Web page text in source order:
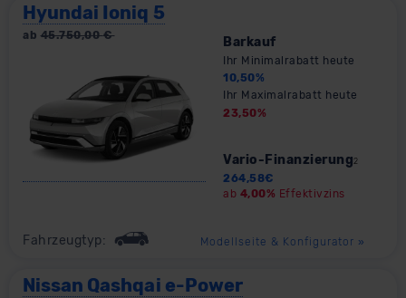
Hyundai Ioniq 5
ab 45.750,00€ Barkauf
Ihr Minimalrabatt heute
10,50%
Ihr Maximalrabatt heute
23,50%
Vario-Finanzierung2
264,58€
ab 4,00% Effektivzins
Fahrzeugtyp: Modellseite & Konfigurator »
Nissan Qashqai e-Power